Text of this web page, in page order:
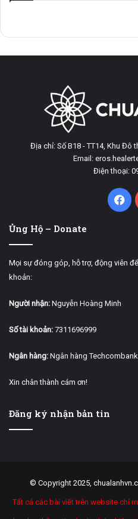
Địa chỉ: Số B18 - TT14, Khu Đô
Email:
Điện thoại:
Ủng Hộ – Donate
Mọi sự đóng góp, hỗ trợ, động viên
khoản:
Người nhận: Nguyễn Hoàng Minh
Số tài khoản: 7311696999
Ngân hàng: Ngân hàng Techcombank
Xin chân thành cám ơn!
Đăng ký nhận bản tin
© Copyright 2025,
Tất cả các bài viết trên website chỉ